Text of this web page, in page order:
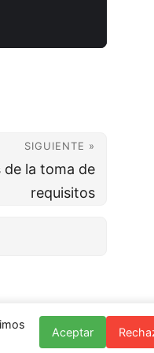
Aceptar
SIGUIENTE »
la toma de
requisitos